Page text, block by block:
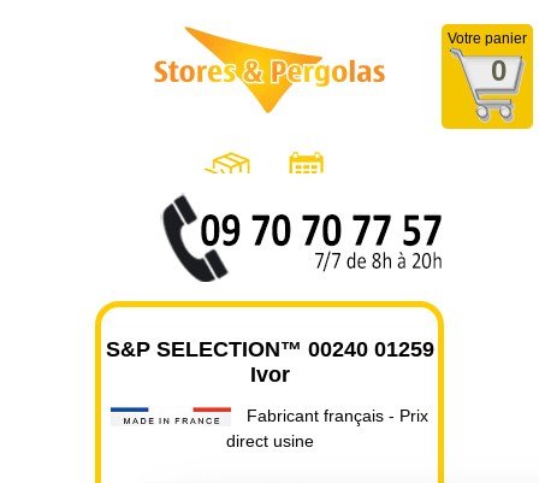
Votre panier
0
S&P SELECTION™ 00240 01259
Ivor
Fabricant français - Prix
direct usine